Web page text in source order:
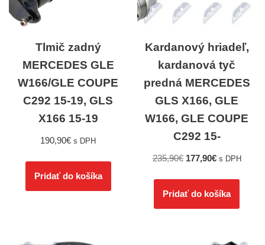
Tlmič zadný
MERCEDES GLE
W166/GLE COUPE
C292 15-19, GLS
X166 15-19
190,90€ s DPH
Pridať do košíka
Kardanový hriadeľ,
kardanová tyč
predná MERCEDES
GLS X166, GLE
W166, GLE COUPE
C292 15-
235,90€ 177,90€ s DPH
Pridať do košíka